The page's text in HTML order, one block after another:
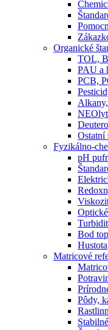
Organické
TOL,
PAU a
PCB,
Ostatní
Fyzikálno-
pH
Bod
Hustota
Matricové
Pôdy,